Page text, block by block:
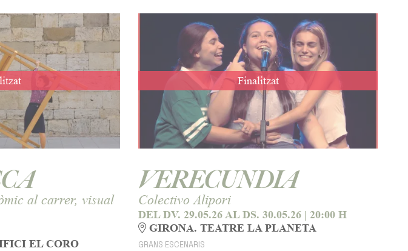
al carrer, visual
EL CORO
Finalitzat
VERECUNDIA
Colectivo Alipori
DEL DV. 29.05.26 AL DS. 30.05.26 |20:00 H
GIRONA. TEATRE LA PLANETA
GRANS ESCENARIS